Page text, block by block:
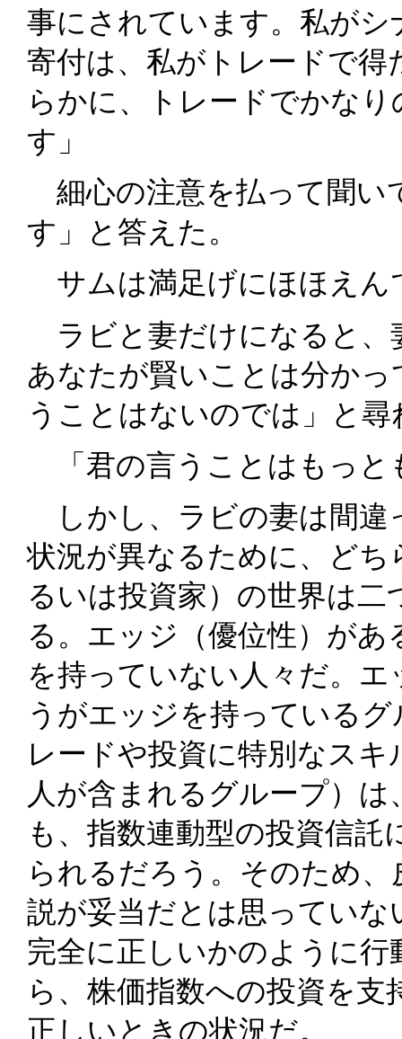
事にされています。私が
寄付は、私がトレードで
らかに、トレードでかな
す」
細心の注意を払って聞い
す」と答えた。
サムは満足げにほほえん
ラビと妻だけになると、
あなたが賢いことは分か
うことはないのでは」と尋
「君の言うことはもっと
しかし、ラビの妻は間違
状況が異なるために、ど
るいは投資家）の世界は
る。エッジ（優位性）が
を持っていない人々だ。
うがエッジを持っている
レードや投資に特別なス
人が含まれるグループ）
も、指数連動型の投資信
られるだろう。そのため
説が妥当だとは思ってい
完全に正しいかのように
ら、株価指数への投資を
正しいときの状況だ。